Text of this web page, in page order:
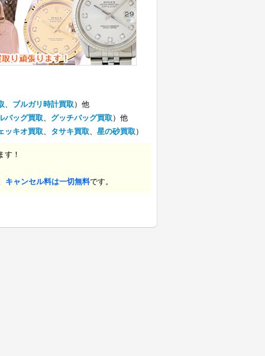
、 ブルガリ時計買取 ）他
バッグ買取、 グッチバッグ買取 ）他
ッキオ買取、 タサキ買取、 星の砂買取 ）
す！
キャンセル料は一切無料です。